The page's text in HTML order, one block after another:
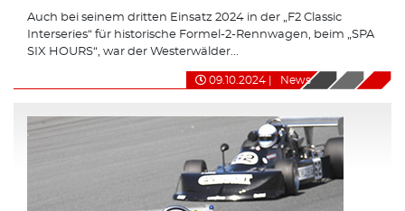
Auch bei seinem dritten Einsatz 2024 in der „F2 Classic
Interseries“ für historische Formel-2-Rennwagen, beim „SPA
SIX HOURS“, war der Westerwälder...
09.10.2024 News